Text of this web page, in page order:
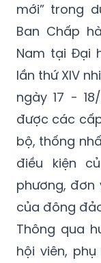
mới” trong
Ban Chấp
Nam tại Đại
lần thứ XIV
ngày 17 -
được các
bộ, thống
điều kiện
phương, đơn
của đông
Thông qua
hội viên,